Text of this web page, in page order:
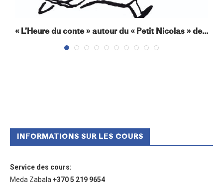
« L’Heure du conte » autour du « Petit Nicolas » de...
INFORMATIONS SUR LES COURS
Service des cours:
Meda Zabala +370 5 219 9654